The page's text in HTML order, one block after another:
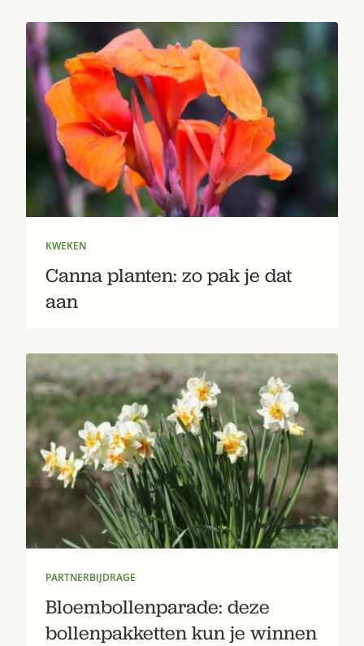
KWEKEN
Canna planten: zo pak je dat
aan
PARTNERBIJDRAGE
Bloembollenparade: deze
bollenpakketten kun je winnen